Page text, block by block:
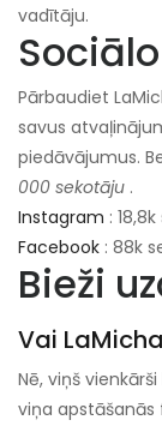
vadītāju.
Pārbaudiet
savus
piedāvājumus.
000 sekotāju .
Instagram :
Facebook : 88k
Bieži
Vai
Nē, viņš
viņa apstāšanās